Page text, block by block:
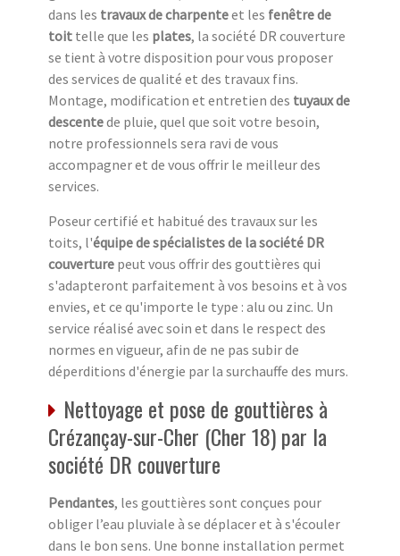
dans les travaux de charpenteet les fenêtre de
toit telle que les plates, la société DR couverture
se tient à votre disposition pour vous proposer
des services de qualité et des travaux fins.
Montage, modification et entretien des tuyaux de
descentede pluie, quel que soit votre besoin,
notre professionnels sera ravi de vous
accompagner et de vous offrir le meilleur des
services.
Poseur certifié et habitué des travaux sur les
toits, l'équipe de spécialistes de la société DR
couverture peut vous offrir des gouttières qui
s'adapteront parfaitement à vos besoins et à vos
envies, et ce qu'importe le type : alu ou zinc. Un
service réalisé avec soin et dans le respect des
normes en vigueur, afin de ne pas subir de
déperditions d'énergie par la surchauffe des murs.
Nettoyage et pose de gouttières à
Crézançay-sur-Cher (Cher 18) par la
société DR couverture
Pendantes, les gouttières sont conçues pour
obliger l’eau pluviale à se déplacer et à s'écouler
dans le bon sens. Une bonne installation permet